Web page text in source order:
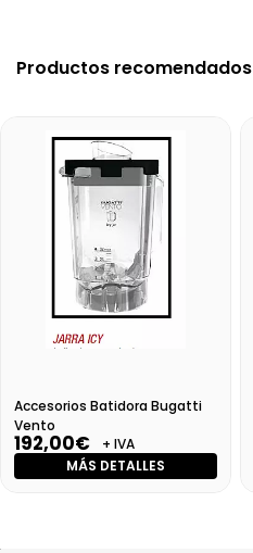
Productos recomendados
Accesorios Batidora Bugatti
Vento
192,00€
+ IVA
MÁS DETALLES